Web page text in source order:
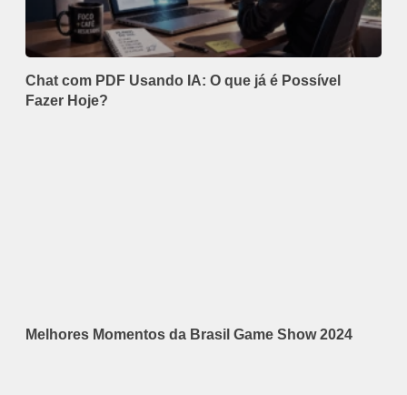
Chat com PDF Usando IA: O que já é Possível
Fazer Hoje?
Melhores Momentos da Brasil Game Show 2024